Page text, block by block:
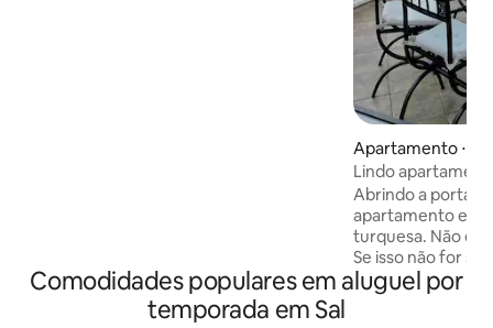
Apartamento ⋅
Lindo
Abrindo a porta
apartamento e
turquesa. Não é
Se isso não for
uma piscina
em um
Comodidades populares em aluguel por
temporada em Sal